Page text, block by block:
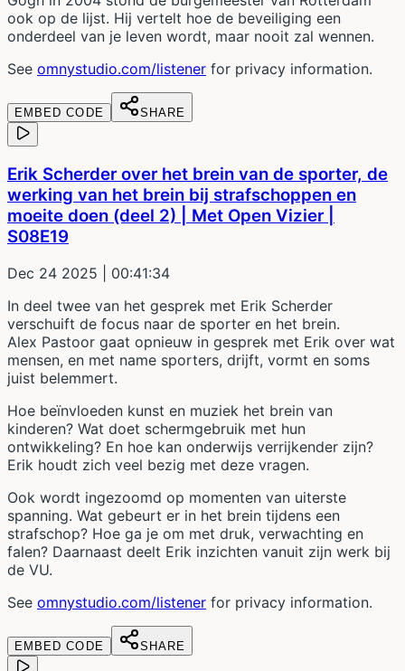
ook op de lijst. Hij vertelt hoe de beveiliging een
onderdeel van je leven wordt, maar nooit zal wennen.
See omnystudio.com/listener for privacy information.
EMBED CODE SHARE
Erik Scherder over het brein van de sporter, de
werking van het brein bij strafschoppen en
moeite doen (deel 2) | Met Open Vizier |
S08E19
Dec 24 2025 | 00:41:34
In deel twee van het gesprek met Erik Scherder
verschuift de focus naar de sporter en het brein.
Alex Pastoor gaat opnieuw in gesprek met Erik over wat
mensen, en met name sporters, drijft, vormt en soms
juist belemmert.
Hoe beïnvloeden kunst en muziek het brein van
kinderen? Wat doet schermgebruik met hun
ontwikkeling? En hoe kan onderwijs verrijkender zijn?
Erik houdt zich veel bezig met deze vragen.
Ook wordt ingezoomd op momenten van uiterste
spanning. Wat gebeurt er in het brein tijdens een
strafschop? Hoe ga je om met druk, verwachting en
falen? Daarnaast deelt Erik inzichten vanuit zijn werk bij
de VU.
See omnystudio.com/listener for privacy information.
EMBED CODE SHARE